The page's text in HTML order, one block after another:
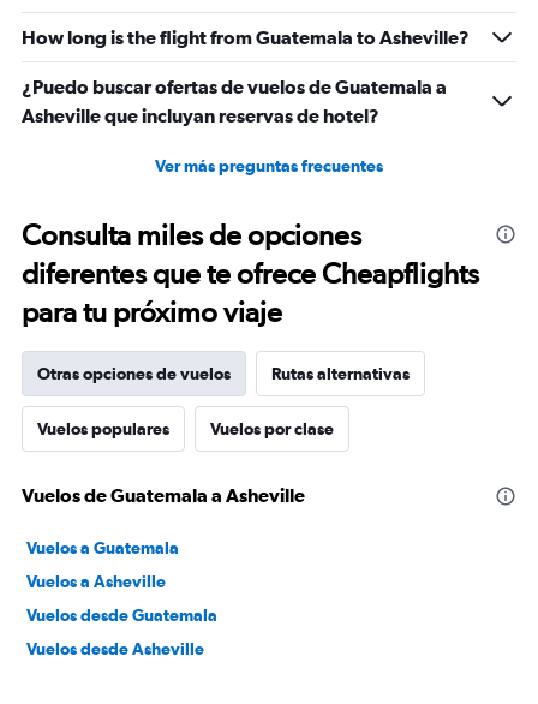
How long is the flight from Guatemala to Asheville?
¿Puedo buscar ofertas de vuelos de Guatemala a
Asheville que incluyan reservas de hotel?
Ver más preguntas frecuentes
Consulta miles de opciones
diferentes que te ofrece Cheapflights
para tu próximo viaje
Otras opciones de vuelos Rutas alternativas
Vuelos populares Vuelos por clase
Vuelos de Guatemala a Asheville
Vuelos a Guatemala
Vuelos a Asheville
Vuelos desde Guatemala
Vuelos desde Asheville